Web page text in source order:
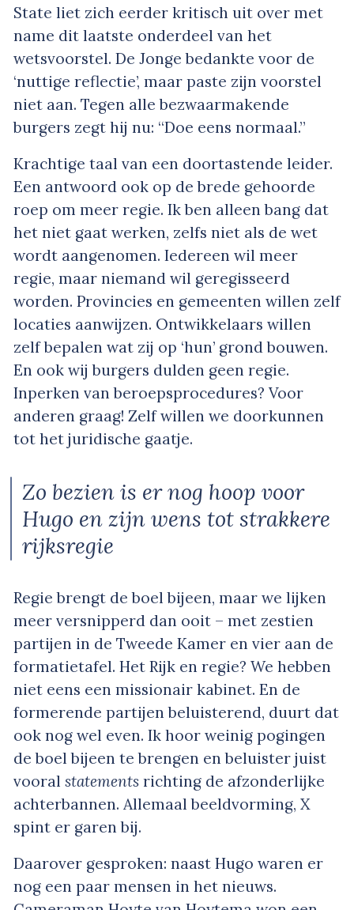
State liet zich eerder kritisch uit over met
name dit laatste onderdeel van het
wetsvoorstel. De Jonge bedankte voor de
‘nuttige reflectie’, maar paste zijn voorstel
niet aan. Tegen alle bezwaarmakende
burgers zegt hij nu: “Doe eens normaal.”
Krachtige taal van een doortastende leider.
Een antwoord ook op de brede gehoorde
roep om meer regie. Ik ben alleen bang dat
het niet gaat werken, zelfs niet als de wet
wordt aangenomen. Iedereen wil meer
regie, maar niemand wil geregisseerd
worden. Provincies en gemeenten willen zelf
locaties aanwijzen. Ontwikkelaars willen
zelf bepalen wat zij op ‘hun’ grond bouwen.
En ook wij burgers dulden geen regie.
Inperken van beroepsprocedures? Voor
anderen graag! Zelf willen we doorkunnen
tot het juridische gaatje.
Zo bezien is er nog hoop voor
Hugo en zijn wens tot strakkere
rijksregie
Regie brengt de boel bijeen, maar we lijken
meer versnipperd dan ooit – met zestien
partijen in de Tweede Kamer en vier aan de
formatietafel. Het Rijk en regie? We hebben
niet eens een missionair kabinet. En de
formerende partijen beluisterend, duurt dat
ook nog wel even. Ik hoor weinig pogingen
de boel bijeen te brengen en beluister juist
vooral statements richting de afzonderlijke
achterbannen. Allemaal beeldvorming, X
spint er garen bij.
Daarover gesproken: naast Hugo waren er
nog een paar mensen in het nieuws.